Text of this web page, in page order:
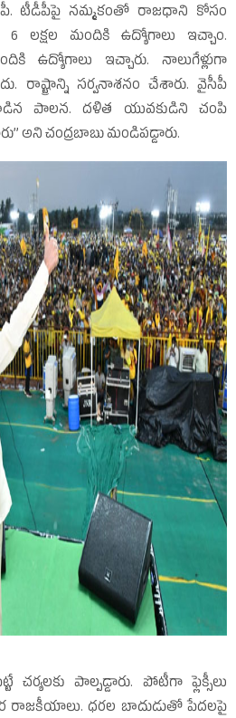
టీడీపీపై నమ్మకంతో రాజధాని కోసం
6 లక్షల మందికి ఉద్యోగాలు ఇచ్చాం.
ఉద్యోగాలు ఇచ్చారు. నాలుగేళ్లుగా
రాష్ట్రాన్ని సర్వనాశనం చేశారు. వైసీపీ
పాలన. దళిత యువకుడిని చంపి
అని చంద్రబాబు మండిపడ్డారు.
చర్యలకు పాల్పడ్డారు. పోటీగా ఫ్లెక్సీలు
రాజకీయాలు. ధరల బాదుడుతో పేదలపై